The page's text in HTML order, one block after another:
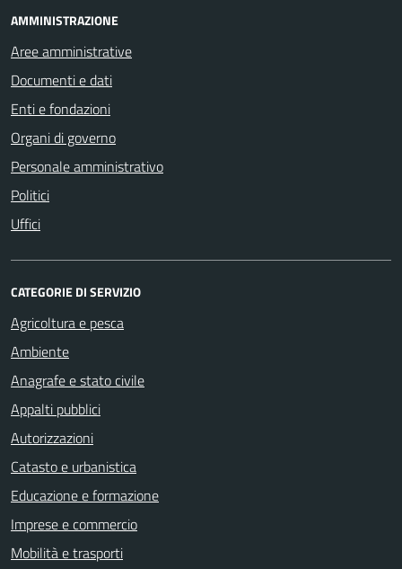
AMMINISTRAZIONE
Aree amministrative
Documenti e dati
Enti e fondazioni
Organi di governo
Personale amministrativo
Politici
Uffici
CATEGORIE DI SERVIZIO
Agricoltura e pesca
Ambiente
Anagrafe e stato civile
Appalti pubblici
Autorizzazioni
Catasto e urbanistica
Educazione e formazione
Imprese e commercio
Mobilità e trasporti